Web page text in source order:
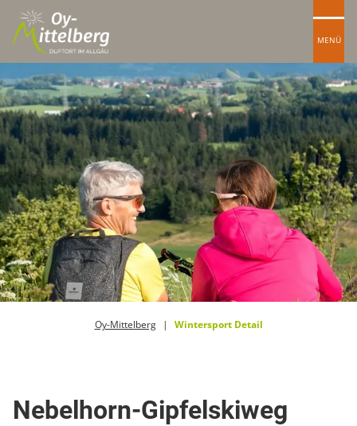
MENÜ
Oy-Mittelberg Wintersport Detail
Nebelhorn-Gipfelskiweg